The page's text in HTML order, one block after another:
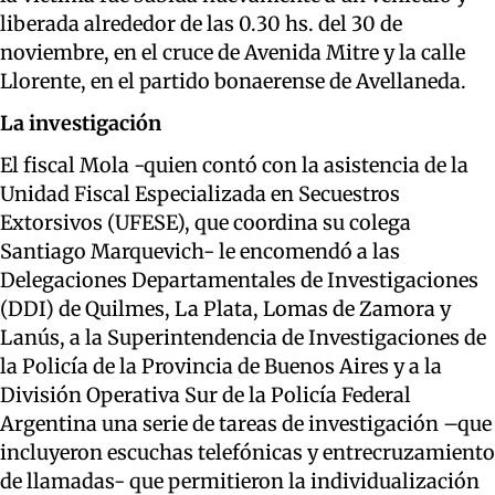
liberada alrededor de las 0.30 hs. del 30 de
noviembre, en el cruce de Avenida Mitre y la calle
Llorente, en el partido bonaerense de Avellaneda.
La investigación
El fiscal Mola -quien contó con la asistencia de la
Unidad Fiscal Especializada en Secuestros
Extorsivos (UFESE), que coordina su colega
Santiago Marquevich- le encomendó a las
Delegaciones Departamentales de Investigaciones
(DDI) de Quilmes, La Plata, Lomas de Zamora y
Lanús, a la Superintendencia de Investigaciones de
la Policía de la Provincia de Buenos Aires y a la
División Operativa Sur de la Policía Federal
Argentina una serie de tareas de investigación –que
incluyeron escuchas telefónicas y entrecruzamiento
de llamadas- que permitieron la individualización